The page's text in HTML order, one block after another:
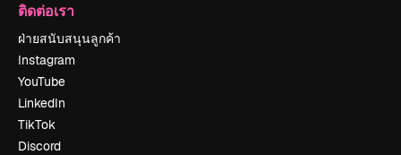
ติดต่อเรา
ฝ่ายสนับสนุนลูกค้า
Instagram
YouTube
LinkedIn
TikTok
Discord